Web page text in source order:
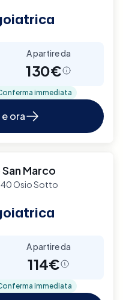
A partire da
130€
immediata
ora
Marco
Osio Sotto
A partire da
114€
immediata